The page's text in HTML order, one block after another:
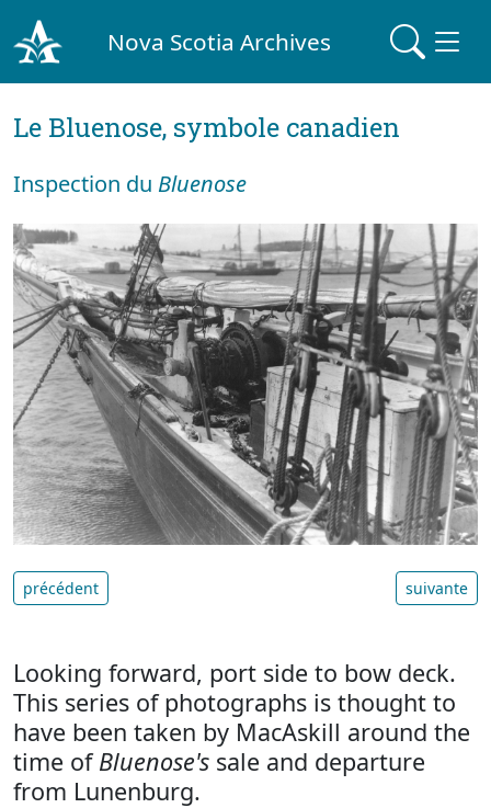
Nova Scotia Archives
Le Bluenose, symbole canadien
Inspection du Bluenose
précédent suivante
Looking forward, port side to bow deck.
This series of photographs is thought to
have been taken by MacAskill around the
time ofBluenose's sale and departure
from Lunenburg.